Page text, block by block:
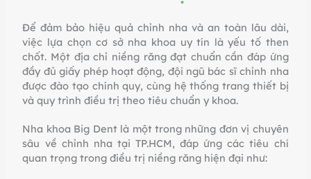
Để đảm bảo hiệu quả chỉnh nha và an toàn lâu dài,
việc lựa chọn cơ sở nha khoa uy tín là yếu tố then
chốt. Một địa chỉ niềng răng đạt chuẩn cần đáp ứng
đầy đủ giấy phép hoạt động, đội ngũ bác sĩ chỉnh nha
được đào tạo chính quy, cùng hệ thống trang thiết bị
và quy trình điều trị theo tiêu chuẩn y khoa.
Nha khoa Big Dent là một trong những đơn vị chuyên
sâu về chỉnh nha tại TP.HCM, đáp ứng các tiêu chí
quan trọng trong điều trị niềng răng hiện đại như: